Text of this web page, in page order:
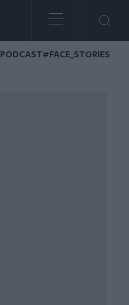
PODCAST#FACE_STORIES